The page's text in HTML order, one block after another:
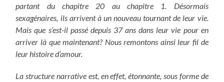
partant du chapitre 20 au chapitre 1. Désormais
sexagénaires, ils arrivent à un nouveau tournant de leur vie.
Mais que s’est-il passé depuis 37 ans dans leur vie pour en
arriver là que maintenant? Nous remontons ainsi leur fil de
leur histoire d’amour.
La structure narrative est, en effet, étonnante, sous forme de